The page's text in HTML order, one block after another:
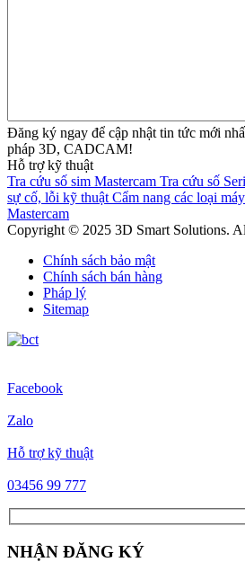
Đăng ký ngay để cập nhật tin tức mới
pháp 3D, CADCAM!
Hỗ trợ kỹ thuật
Tra cứu số sim Mastercam Tra cứu số
sự cố, lỗi kỹ thuật Cẩm nang các loại máy
Mastercam
Copyright © 2025 3D Smart Solutions.
Chính sách bảo mật
Chính sách bán hàng
Pháp lý
Sitemap
Facebook
Zalo
Hỗ trợ kỹ thuật
03456 99 777
NHẬN ĐĂNG KÝ